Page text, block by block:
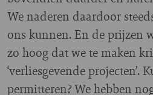
We naderen daardoor
ons kunnen. En de prijzen
zo hoog dat we te maken
‘verliesgevende projecten’.
permitteren? We hebben